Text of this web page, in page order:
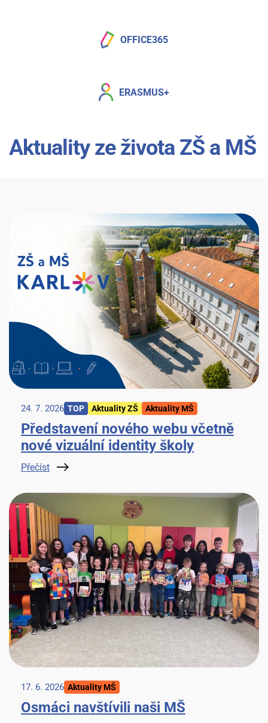
OFFICE365
ERASMUS+
Aktuality ze života ZŠ a MŠ
24. 7. 2026 TOP Aktuality ZŠ Aktuality MŠ
Představení nového webu včetně
nové vizuální identity školy
Přečíst
17. 6. 2026 Aktuality MŠ
Osmáci navštívili naši MŠ